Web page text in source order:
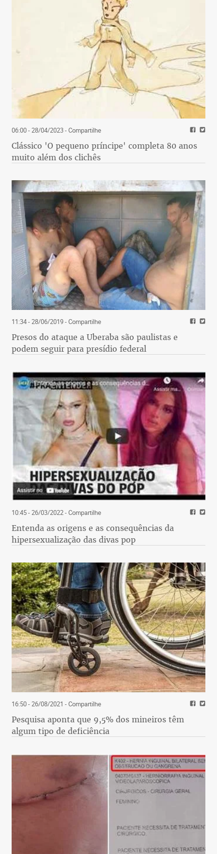
06:00 - 28/04/2023- Compartilhe
Clássico 'O pequeno príncipe' completa 80 anos
muito além dos clichês
11:34 - 28/06/2019- Compartilhe
Presos do ataque a Uberaba são paulistas e
podem seguir para presídio federal
10:45 - 26/03/2022- Compartilhe
Entenda as origens e as consequências da
hipersexualização das divas pop
16:50 - 26/08/2021 - Compartilhe
Pesquisa aponta que 9,5% dos mineiros têm
algum tipo de deficiência